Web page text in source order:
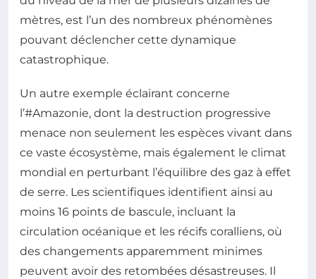
mètres, est l’un des nombreux phénomènes
pouvant déclencher cette dynamique
catastrophique.
Un autre exemple éclairant concerne
l’#Amazonie, dont la destruction progressive
menace non seulement les espèces vivant dans
ce vaste écosystème, mais également le climat
mondial en perturbant l’équilibre des gaz à effet
de serre. Les scientifiques identifient ainsi au
moins 16 points de bascule, incluant la
circulation océanique et les récifs coralliens, où
des changements apparemment minimes
peuvent avoir des retombées désastreuses. Il